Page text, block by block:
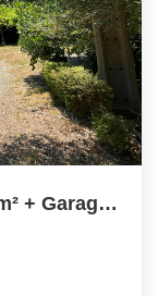
Maison PENNE D'AGENAIS 121m² + Garages (terrain 11 630m²)